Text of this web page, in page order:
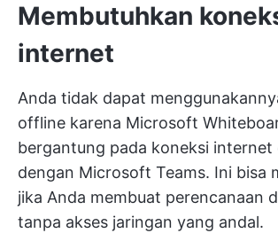
Membutuhkan
internet
Anda tidak dapat
offline karena Microsoft
bergantung pada koneksi internet
dengan Microsoft Teams. Ini bisa
jika Anda membuat perencanaan
tanpa akses jaringan yang andal.